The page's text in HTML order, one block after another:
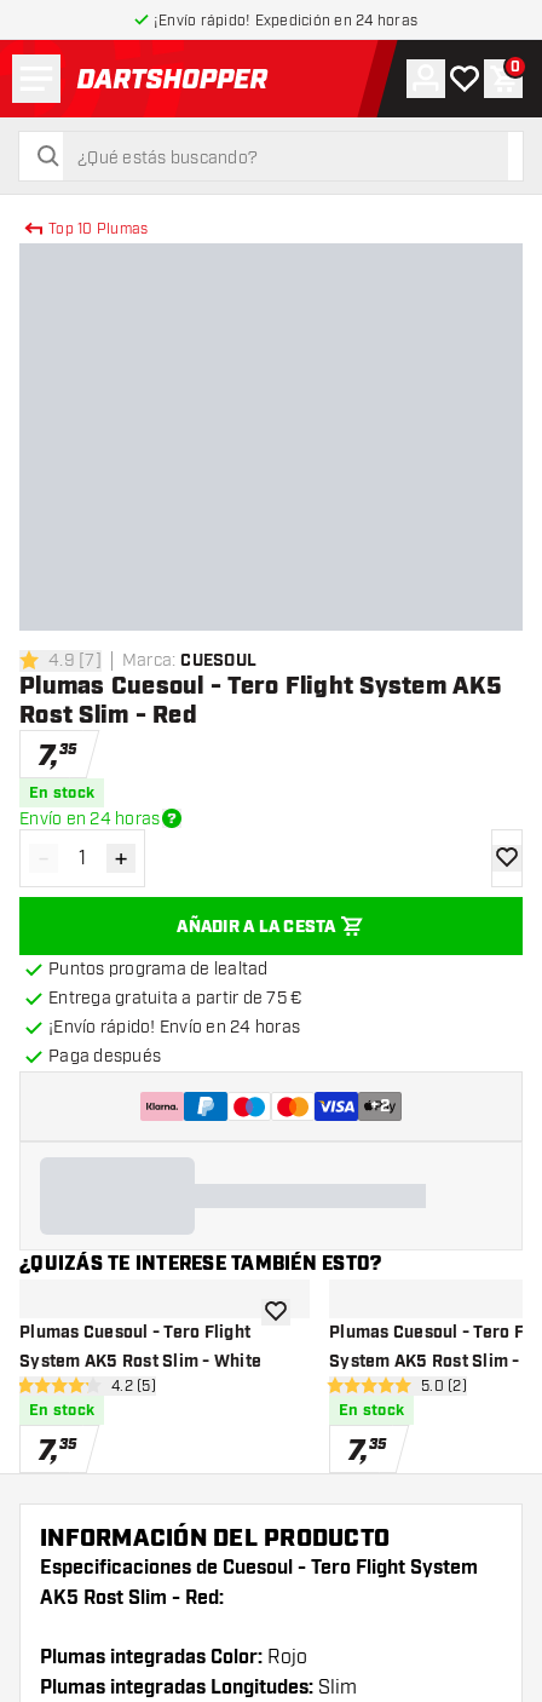
¡Envío rápido! Expedición en 24 horas
volver a la página de inicio
buscar
buscar
Cuenta
Mi lista de
0
Top 10 Plumas
4.9 estrellas de puntuación
4.9 [7] Marca: CUESOUL
Plumas Cuesoul - Tero Flight System AK5
Rost Slim - Red
7,35
En stock
Envío en 24 horas
Disminuir cantidad
- Aumentar cantidad
+
AÑADIR A LA CESTA
Puntos programa de lealtad
Entrega gratuita a partir de 75 €
¡Envío rápido! Envío en 24 horas
Paga después
+2
¿QUIZÁS TE INTERESE TAMBIÉN ESTO?
Plumas Cuesoul - Tero Flight
System AK5 Rost Slim - White
abrir panel de reseñas
4.2 estrellas de puntuación
4.2 (5)
En stock
7,35
añadir a la lista de deseos
Plumas Cuesoul - Tero
System AK5 Rost Slim -
abrir panel de
5 estrellas de puntuación
5.0 (2)
En stock
7,35
INFORMACIÓN DEL PRODUCTO
Especificaciones de Cuesoul - Tero Flight System
AK5 Rost Slim - Red:
Plumas integradas Color: Rojo
Plumas integradas Longitudes: Slim